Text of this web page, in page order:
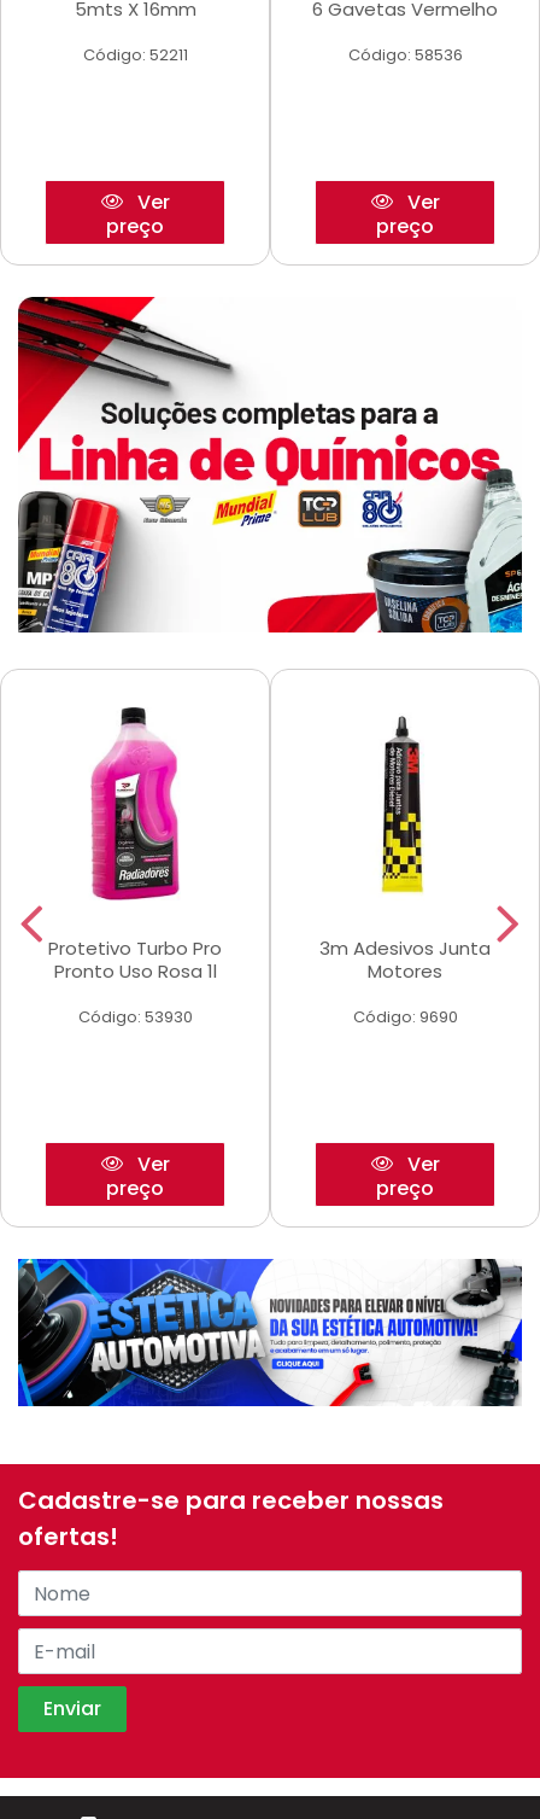
5mts X 16mm
Código: 52211
Ver
preço
6 Gavetas Vermelho
Código: 58536
Ver
preço
Protetivo Turbo Pro
Pronto Uso Rosa 1l
Código: 53930
Ver
preço
3m Adesivos Junta
Motores
Código: 9690
Ver
preço
Cadastre-se para receber nossas
ofertas!